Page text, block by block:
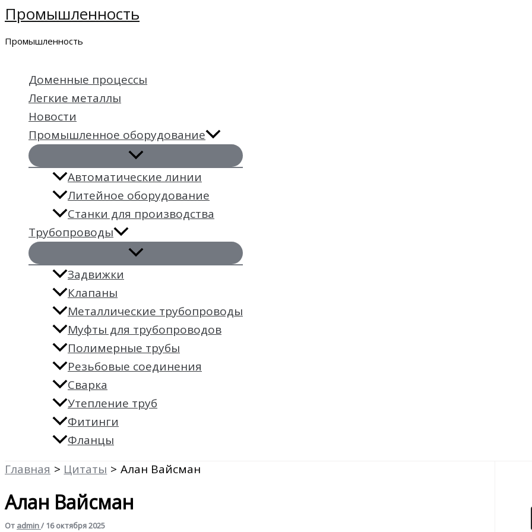
Перейти
содержимому
Промышленность
Промышленность
Доменные процессы
Легкие металлы
Новости
Промышленное оборудование
Автоматические линии
Литейное оборудование
Станки для производства
Трубопроводы
Задвижки
Клапаны
Металлические трубопроводы
Муфты для трубопроводов
Полимерные трубы
Резьбовые соединения
Сварка
Утепление труб
Фитинги
Фланцы
Главная
Цитаты Алан Вайсман
Алан Вайсман
От admin/ 16 октября 2025